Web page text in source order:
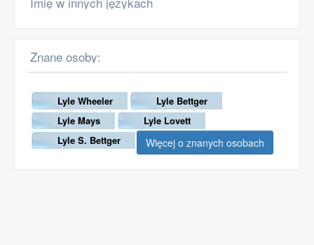
Znane osoby:
Lyle Wheeler
Lyle Bettger
Lyle Mays
Lyle Lovett
Lyle S. Bettger
Więcej o znanych osobach